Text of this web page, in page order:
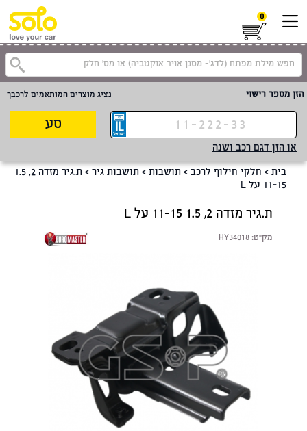
0
הזן מספר רישוי נציג מוצרים המותאמים לרכבך
סע
או הזן דגם רכב ושנה
בית > חלקי חילוף לרכב > תושבות > תושבות גיר >
ת.גיר מזדה 2, 1.5
11-15 על L
ת.גיר מזדה 2, 1.5 11-15 על L
מק"ט: HY34018